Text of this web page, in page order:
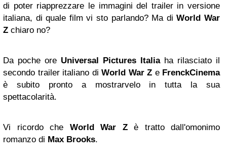
di poter riapprezzare le immagini del trailer in versione
italiana, di quale film vi sto parlando? Ma diWorld War
Z chiaro no?
Da poche ore Universal Pictures Italiaha rilasciato il
secondo trailer italiano di World War Z e FrenckCinema
è subito pronto a mostrarvelo in tutta la sua
spettacolarità.
Vi ricordo che World War Zè tratto dall'omonimo
romanzo di Max Brooks.